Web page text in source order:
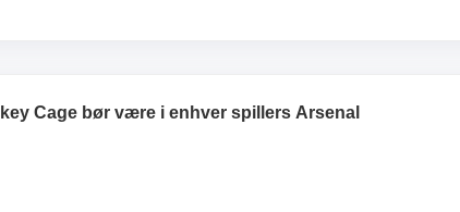
Cage bør være i enhver spillers Arsenal